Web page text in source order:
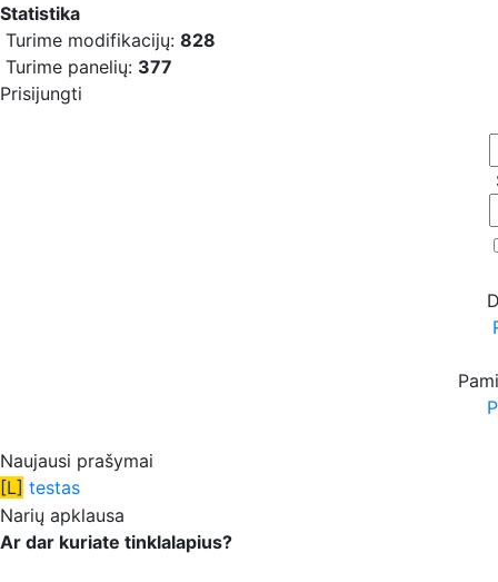
Statistika
Turime modifikacijų: 828
Turime panelių: 377
Prisijungti
Naujausi prašymai
[L] testas
Narių apklausa
Ar dar kuriate tinklalapius?